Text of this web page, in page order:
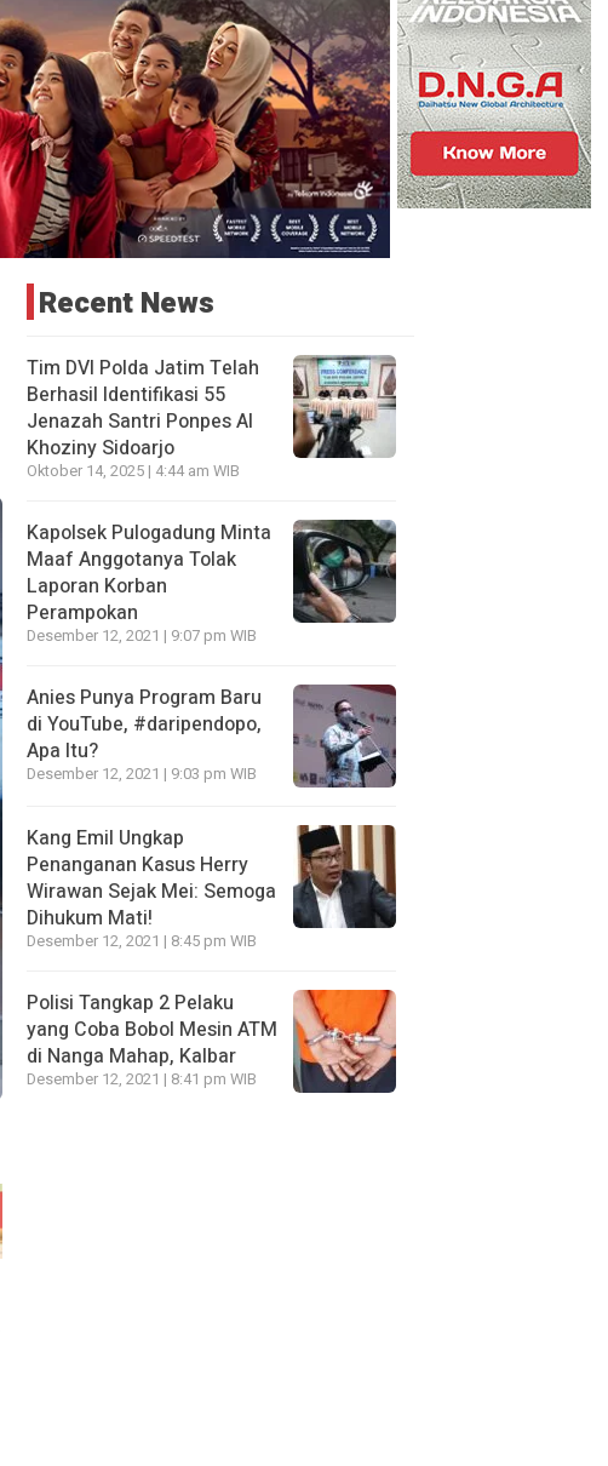
Recent News
Tim DVI Polda Jatim Telah
Berhasil Identifikasi 55
Jenazah Santri Ponpes Al
Khoziny Sidoarjo
Oktober 14, 2025 | 4:44 am WIB
Kapolsek Pulogadung Minta
Maaf Anggotanya Tolak
Laporan Korban
Perampokan
Desember 12, 2021 | 9:07 pm WIB
Anies Punya Program Baru
di YouTube, #daripendopo,
Apa Itu?
Desember 12, 2021 | 9:03 pm WIB
Kang Emil Ungkap
Penanganan Kasus Herry
Wirawan Sejak Mei: Semoga
Dihukum Mati!
Desember 12, 2021 | 8:45 pm WIB
Polisi Tangkap 2 Pelaku
yang Coba Bobol Mesin ATM
di Nanga Mahap, Kalbar
Desember 12, 2021 | 8:41 pm WIB